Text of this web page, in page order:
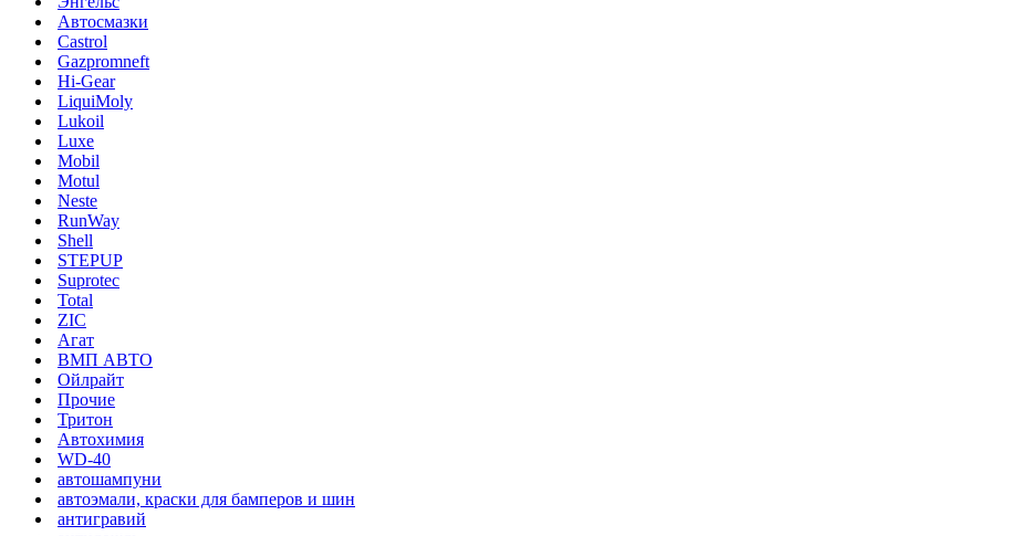
Автосмазки
Castrol
Gazpromneft
Hi-Gear
LiquiMoly
Lukoil
Luxe
Mobil
Motul
Neste
RunWay
Shell
STEPUP
Suprotec
Total
ZIC
Агат
ВМП АВТО
Ойлрайт
Прочие
Тритон
Автохимия
WD-40
автошампуни
автоэмали, краски для бамперов и шин
антигравий